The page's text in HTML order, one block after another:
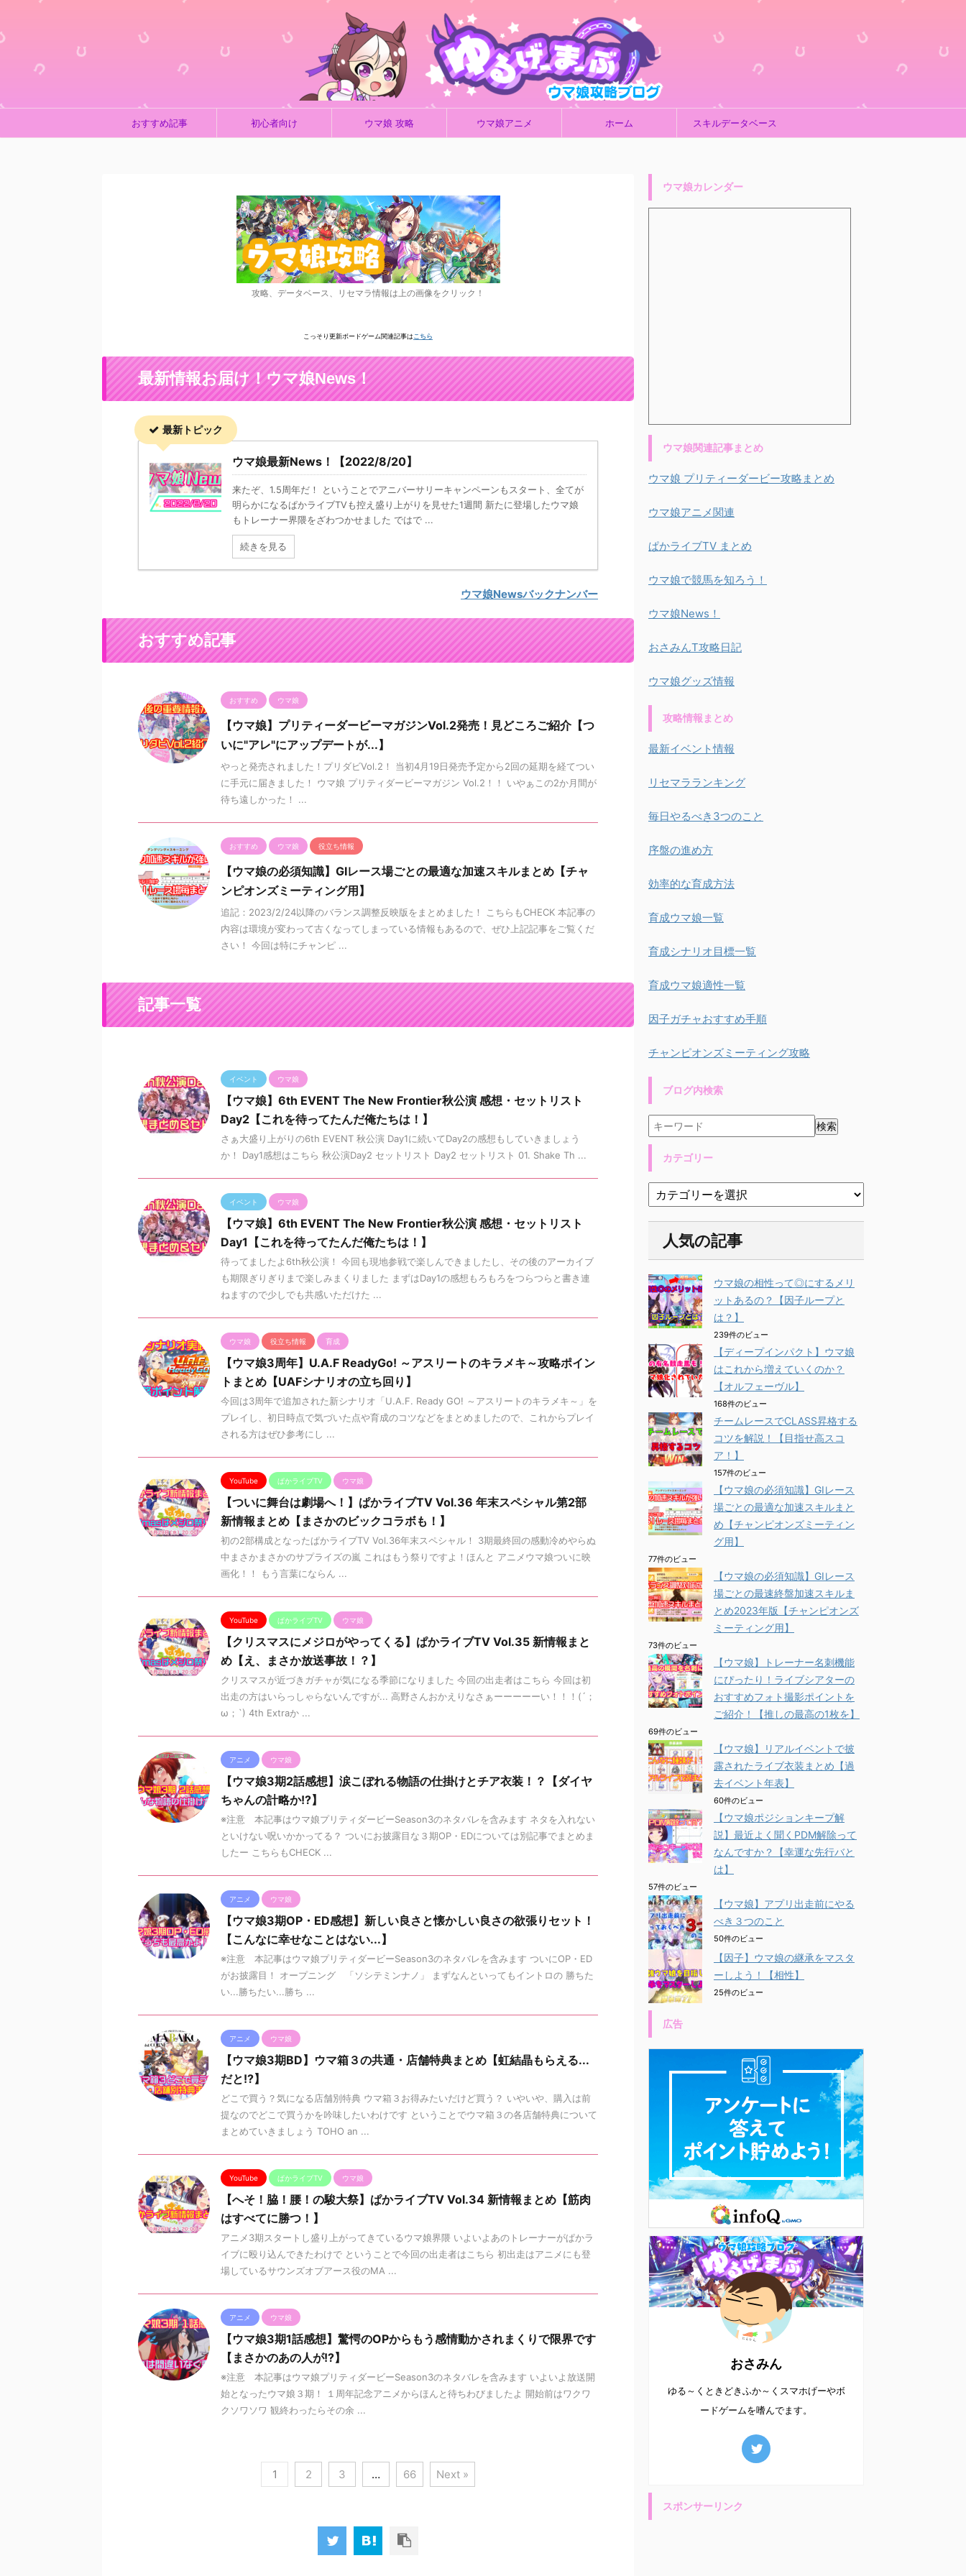
おすすめ記事 初心者向け ウマ娘 攻略 ウマ娘アニメ ホーム スキルデータベース
攻略、データベース、リセマラ情報は上の画像をクリック！
こっそり更新ボードゲーム関連記事はこちら
最新情報お届け！ウマ娘News！
最新トピック
ウマ娘最新News！【2022/8/20】
来たぞ、1.5周年だ！ ということでアニバーサリーキャンペーンもスタート、全てが
明らかになるぱかライブTVも控え盛り上がりを見せた1週間 新たに登場したウマ娘
もトレーナー界隈をざわつかせました ではで ...
続きを見る
ウマ娘Newsバックナンバー
おすすめ記事
おすすめ ウマ娘
【ウマ娘】プリティーダービーマガジンVol.2発売！見どころご紹介【つ
いに"アレ"にアップデートが...】
やっと発売されました！プリダビVol.2！ 当初4月19日発売予定から2回の延期を経てつい
に手元に届きました！ ウマ娘 プリティダービーマガジン Vol.2！！ いやぁこの2か月間が
待ち遠しかった！ ...
おすすめ ウマ娘 役立ち情報
【ウマ娘の必須知識】GⅠレース場ごとの最適な加速スキルまとめ【チャ
ンピオンズミーティング用】
追記：2023/2/24以降のバランス調整反映版をまとめました！ こちらもCHECK 本記事の
内容は環境が変わって古くなってしまっている情報もあるので、ぜひ上記記事をご覧くだ
さい！ 今回は特にチャンピ ...
記事一覧
イベント ウマ娘
【ウマ娘】6th EVENT The New Frontier秋公演 感想・セットリスト
Day2【これを待ってたんだ俺たちは！】
さぁ大盛り上がりの6th EVENT 秋公演 Day1に続いてDay2の感想もしていきましょう
か！ Day1感想はこちら 秋公演Day2 セットリスト Day2 セットリスト 01. Shake Th ...
イベント ウマ娘
【ウマ娘】6th EVENT The New Frontier秋公演 感想・セットリスト
Day1【これを待ってたんだ俺たちは！】
待ってましたよ6th秋公演！ 今回も現地参戦で楽しんできましたし、その後のアーカイブ
も期限ぎりぎりまで楽しみまくりました まずはDay1の感想もろもろをつらつらと書き連
ねますので少しでも共感いただけた ...
ウマ娘 役立ち情報 育成
【ウマ娘3周年】U.A.F ReadyGo! ～アスリートのキラメキ～攻略ポイン
トまとめ【UAFシナリオの立ち回り】
今回は3周年で追加された新シナリオ「U.A.F. Ready GO! ～アスリートのキラメキ～」を
プレイし、初日時点で気づいた点や育成のコツなどをまとめましたので、これからプレイ
される方はぜひ参考にし ...
YouTube ぱかライブTV ウマ娘
【ついに舞台は劇場へ！】ぱかライブTV Vol.36 年末スペシャル第2部
新情報まとめ【まさかのビックコラボも！】
初の2部構成となったぱかライブTV Vol.36年末スペシャル！ 3期最終回の感動冷めやらぬ
中まさかまさかのサプライズの嵐 これはもう祭りですよ！ほんと アニメウマ娘ついに映
画化！！ もう言葉にならん ...
YouTube ぱかライブTV ウマ娘
【クリスマスにメジロがやってくる】ぱかライブTV Vol.35 新情報まと
め【え、まさか放送事故！？】
クリスマスが近づきガチャが気になる季節になりました 今回の出走者はこちら 今回は初
出走の方はいらっしゃらないんですが... 高野さんおかえりなさぁーーーーーい！！！(´；
ω；`) 4th Extraか ...
アニメ ウマ娘
【ウマ娘3期2話感想】涙こぼれる物語の仕掛けとチア衣装！？【ダイヤ
ちゃんの計略か!?】
※注意 本記事はウマ娘プリティダービーSeason3のネタバレを含みます ネタを入れない
といけない呪いかかってる？ ついにお披露目な３期OP・EDについては別記事でまとめま
したー こちらもCHECK ...
アニメ ウマ娘
【ウマ娘3期OP・ED感想】新しい良さと懐かしい良さの欲張りセット！
【こんなに幸せなことはない...】
※注意 本記事はウマ娘プリティダービーSeason3のネタバレを含みます ついにOP・ED
がお披露目！ オープニング 「ソシテミンナノ」 まずなんといってもイントロの 勝ちた
い...勝ちたい...勝ち ...
アニメ ウマ娘
【ウマ娘3期BD】ウマ箱３の共通・店舗特典まとめ【虹結晶もらえる...
だと!?】
どこで買う？気になる店舗別特典 ウマ箱３お得みたいだけど買う？ いやいや、購入は前
提なのでどこで買うかを吟味したいわけです ということでウマ箱３の各店舗特典について
まとめていきましょう TOHO an ...
YouTube ぱかライブTV ウマ娘
【へそ！脇！腰！の駿大祭】ぱかライブTV Vol.34 新情報まとめ【筋肉
はすべてに勝つ！】
アニメ3期スタートし盛り上がってきているウマ娘界隈 いよいよあのトレーナーがぱかラ
イブに殴り込んできたわけで ということで今回の出走者はこちら 初出走はアニメにも登
場しているサウンズオブアース役のMA ...
アニメ ウマ娘
【ウマ娘3期1話感想】驚愕のOPからもう感情動かされまくりで限界です
【まさかのあの人が!?】
※注意 本記事はウマ娘プリティダービーSeason3のネタバレを含みます いよいよ放送開
始となったウマ娘３期！ １周年記念アニメからほんと待ちわびましたよ 開始前はワクワ
クソワソワ 観終わったらその余 ...
1 2 3 … 66 Next »
ウマ娘カレンダー
ウマ娘関連記事まとめ
ウマ娘 プリティーダービー攻略まとめ
ウマ娘アニメ関連
ぱかライブTV まとめ
ウマ娘で競馬を知ろう！
ウマ娘News！
おさみんT攻略日記
ウマ娘グッズ情報
攻略情報まとめ
最新イベント情報
リセマラランキング
毎日やるべき3つのこと
序盤の進め方
効率的な育成方法
育成ウマ娘一覧
育成シナリオ目標一覧
育成ウマ娘適性一覧
因子ガチャおすすめ手順
チャンピオンズミーティング攻略
ブログ内検索
カテゴリー
人気の記事
ウマ娘の相性って◎にするメリ
ットあるの？【因子ループと
は？】
239件のビュー
【ディープインパクト】ウマ娘
はこれから増えていくのか？
【オルフェーヴル】
168件のビュー
チームレースでCLASS昇格する
コツを解説！【目指せ高スコ
ア！】
157件のビュー
【ウマ娘の必須知識】GⅠレース
場ごとの最適な加速スキルまと
め【チャンピオンズミーティン
グ用】
77件のビュー
【ウマ娘の必須知識】GⅠレース
場ごとの最速終盤加速スキルま
とめ2023年版【チャンピオンズ
ミーティング用】
73件のビュー
【ウマ娘】トレーナー名刺機能
にぴったり！ライブシアターの
おすすめフォト撮影ポイントを
ご紹介！【推しの最高の1枚を】
69件のビュー
【ウマ娘】リアルイベントで披
露されたライブ衣装まとめ【過
去イベント年表】
60件のビュー
【ウマ娘ポジションキープ解
説】最近よく聞くPDM解除って
なんですか？【幸運な先行バと
は】
57件のビュー
【ウマ娘】アプリ出走前にやる
べき３つのこと
50件のビュー
【因子】ウマ娘の継承をマスタ
ーしよう！【相性】
25件のビュー
広告
おさみん
ゆる～くときどきふか～くスマホげーやボ
ードゲームを嗜んでます。
スポンサーリンク